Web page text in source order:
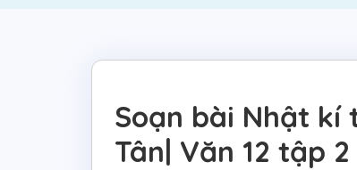
Soạn bài Nhật kí
Tân| Văn 12 tập